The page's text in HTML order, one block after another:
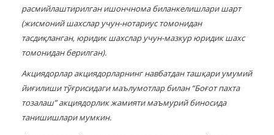
расмийлаштирилганишончнома биланкелишлари шарт
(жисмоний шахслар учун-нотариус томонидан
тасдиқланган, юридик шахслар учун-мазкур юридик шахс
томонидан берилган).
Акциядорлар акциядорларнингнавбатдан ташқари умумий
йиғилиши тўғрисидаги маълумотлар билан “Боғотпахта
тозалаш”акциядорлик жамиятимаъмурийбиносида
танишишлари мумкин.